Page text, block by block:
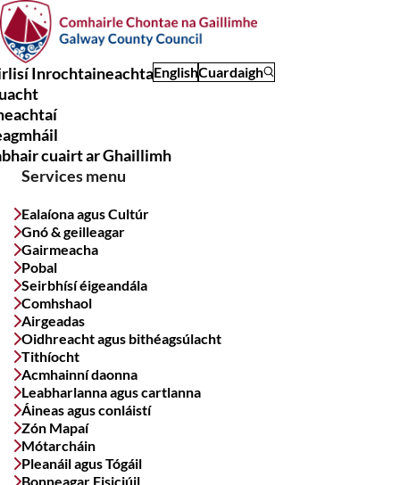
Skip
to
main
content
InrochtaineachtaEnglishCuardaigh
Main
navigation
cuairt ar Ghaillimh
Services menu
Ealaíona agus Cultúr
Gnó & geilleagar
Gairmeacha
Pobal
Seirbhísí éigeandála
Comhshaol
Airgeadas
Oidhreacht agus bithéagsúlacht
Tithíocht
Acmhainní daonna
Leabharlanna agus cartlanna
Áineas agus conláistí
Zón Mapaí
Mótarcháin
Pleanáil agus Tógáil
Bonneagar Fisiciúil